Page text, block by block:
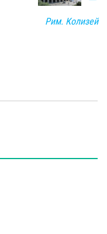
Рим. Колизей